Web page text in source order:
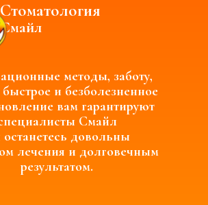
Стоматология
Смайл
методы, заботу,
и безболезненное
вам гарантируют
Смайл
довольны
лечения и долговечным
результатом.